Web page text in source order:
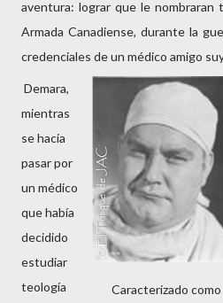
aventura: lograr que le nombraran
Armada Canadiense, durante la
credenciales de un médico amigo
Caracterizado
Demara,
mientras
se hacia
pasar por
un médico
que había
decidido
estudiar
teología